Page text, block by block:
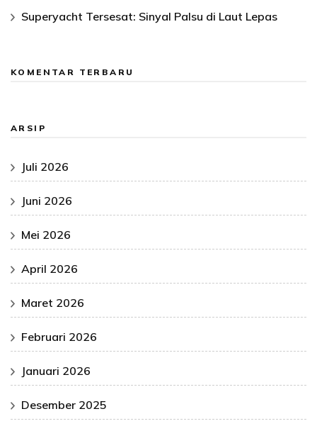
Superyacht Tersesat: Sinyal Palsu di Laut Lepas
KOMENTAR TERBARU
ARSIP
Juli 2026
Juni 2026
Mei 2026
April 2026
Maret 2026
Februari 2026
Januari 2026
Desember 2025